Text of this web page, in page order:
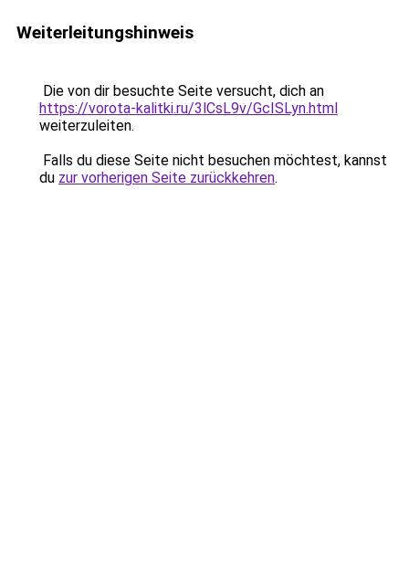
Weiterleitungshinweis
Die von dir besuchte Seite versucht, dich an
https://vorota-kalitki.ru/3lCsL9v/GcISLyn.html
weiterzuleiten.
Falls du diese Seite nicht besuchen möchtest, kannst
du zur vorherigen Seite zurückkehren.